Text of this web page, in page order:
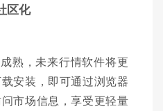
区化
熟，未来行情软件将更
安装，即可通过浏览器
市场信息，享受更轻量